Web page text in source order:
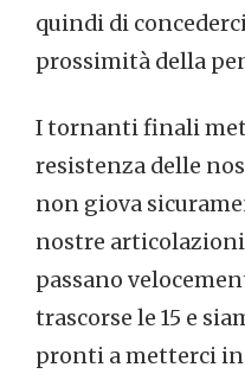
quindi di
prossimità della
I tornanti finali
resistenza delle
non giova
nostre
passano
trascorse le 15 e
pronti a metterci